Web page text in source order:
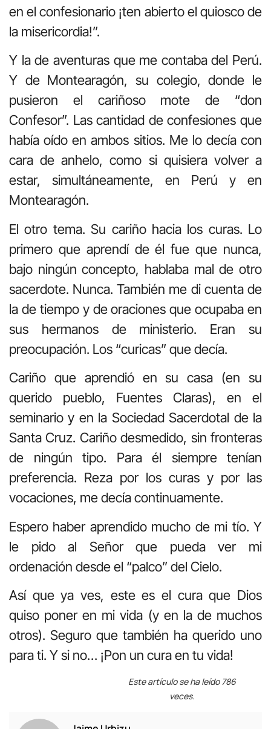
en el confesionario ¡ten abierto el quiosco de
la misericordia!”.
Y la de aventuras que me contaba del Perú.
Y de Montearagón, su colegio, donde le
pusieron el cariñoso mote de “don
Confesor”. Las cantidad de confesiones que
había oído en ambos sitios. Me lo decía con
cara de anhelo, como si quisiera volver a
estar, simultáneamente, en Perú y en
Montearagón.
El otro tema. Su cariño hacia los curas. Lo
primero que aprendí de él fue que nunca,
bajo ningún concepto, hablaba mal de otro
sacerdote. Nunca. También me di cuenta de
la de tiempo y de oraciones que ocupaba en
sus hermanos de ministerio. Eran su
preocupación. Los “curicas” que decía.
Cariño que aprendió en su casa (en su
querido pueblo, Fuentes Claras), en el
seminario y en la Sociedad Sacerdotal de la
Santa Cruz. Cariño desmedido, sin fronteras
de ningún tipo. Para él siempre tenían
preferencia. Reza por los curas y por las
vocaciones, me decía continuamente.
Espero haber aprendido mucho de mi tío. Y
le pido al Señor que pueda ver mi
ordenación desde el “palco” del Cielo.
Así que ya ves, este es el cura que Dios
quiso poner en mi vida (y en la de muchos
otros). Seguro que también ha querido uno
para ti. Y si no… ¡Pon un cura en tu vida!
Este artículo se ha leído 786
veces.